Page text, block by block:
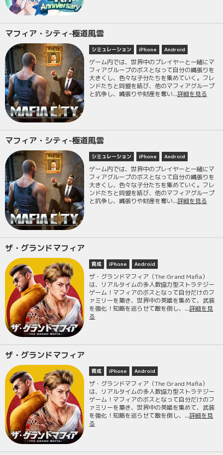
マフィア・シティ-極道風雲
シミュレーション iPhone Android
ゲーム内では、世界中のプレイヤーと一緒にマ
フィアグループのボスとなって自分の縄張りを
大きくし、色々な子分たちを集めていく。フレ
ンドたちと同盟を結び、他のマフィアグループ
と抗争し、縄張りや財産を奪い...詳細を見る
マフィア・シティ-極道風雲
シミュレーション iPhone Android
ゲーム内では、世界中のプレイヤーと一緒にマ
フィアグループのボスとなって自分の縄張りを
大きくし、色々な子分たちを集めていく。フレ
ンドたちと同盟を結び、他のマフィアグループ
と抗争し、縄張りや財産を奪い...詳細を見る
ザ・グランドマフィア
育成 iPhone Android
ザ・グランドマフィア（The Grand Mafia）
は、リアルタイムの多人数協力型ストラテジー
ゲーム！マフィアのボスとなって自分だけのフ
ァミリーを築き、世界中の英雄を集めて、武装
を強化！知略を巡らせて敵を倒し、...詳細を見
る
ザ・グランドマフィア
育成 iPhone Android
ザ・グランドマフィア（The Grand Mafia）
は、リアルタイムの多人数協力型ストラテジー
ゲーム！マフィアのボスとなって自分だけのフ
ァミリーを築き、世界中の英雄を集めて、武装
を強化！知略を巡らせて敵を倒し、...詳細を見
る